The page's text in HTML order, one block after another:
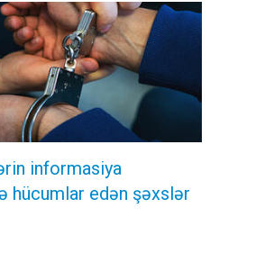
informasiya
hücumlar edən şəxslər